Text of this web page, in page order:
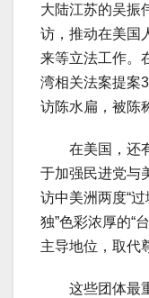
大陆江苏的吴振
访，推动在美国
来等立法工作。
湾相关法案提案
访陈水扁，被陈
在美国，还有
于加强民进党与
访中美洲两度“
独”色彩浓厚的“
主导地位，取代
这些团体最重